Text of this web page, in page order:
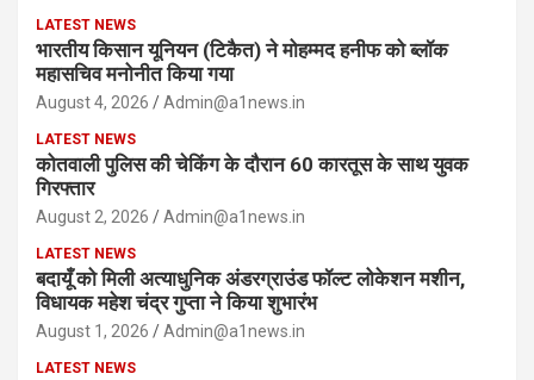
LATEST NEWS
भारतीय किसान यूनियन (टिकैत) ने मोहम्मद हनीफ को ब्लॉक
महासचिव मनोनीत किया गया
August 4, 2026 Admin@a1news.in
LATEST NEWS
कोतवाली पुलिस की चेकिंग के दौरान 60 कारतूस के साथ युवक
गिरफ्तार
August 2, 2026 Admin@a1news.in
LATEST NEWS
बदायूँ को मिली अत्याधुनिक अंडरग्राउंड फॉल्ट लोकेशन मशीन,
विधायक महेश चंद्र गुप्ता ने किया शुभारंभ
August 1, 2026 Admin@a1news.in
LATEST NEWS